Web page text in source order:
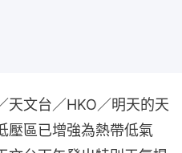
天文台／HKO／明天的天
壓區已增強為熱帶低氣